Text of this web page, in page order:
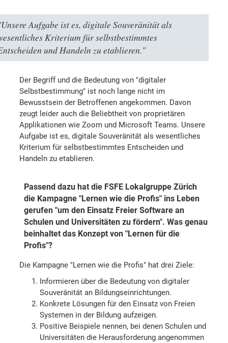
Aufgabe ist es, digitale Souveränität als
Kriterium für selbstbestimmtes
und Handeln zu etablieren."
Der Begriff und die Bedeutung von "digitaler
Selbstbestimmung" ist noch lange nicht im
Bewusstsein der Betroffenen angekommen. Davon
zeugt leider auch die Beliebtheit von proprietären
Applikationen wie Zoom und Microsoft Teams. Unsere
Aufgabe ist es, digitale Souveränität als wesentliches
Kriterium für selbstbestimmtes Entscheiden und
Handeln zu etablieren.
Passend dazu hat die FSFE Lokalgruppe Zürich
die Kampagne "Lernen wie die Profis" ins Leben
gerufen "um den Einsatz Freier Software an
Schulen und Universitäten zu fördern". Was genau
beinhaltet das Konzept von "Lernen für die
Profis"?
Die Kampagne "Lernen wie die Profis" hat drei Ziele:
Informieren über die Bedeutung von digitaler
Souveränität an Bildungseinrichtungen.
Konkrete Lösungen für den Einsatz von Freien
Systemen in der Bildung aufzeigen.
Positive Beispiele nennen, bei denen Schulen und
Universitäten die Herausforderung angenommen